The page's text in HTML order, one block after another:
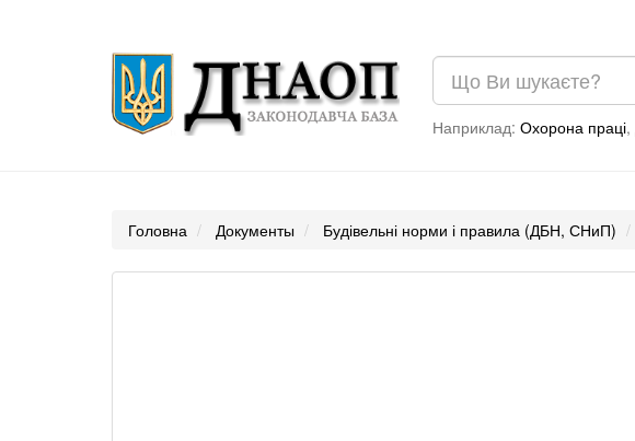
Наприклад: Охорона праці,
Головна Документы Будівельні норми і правила (ДБН, СНиП)